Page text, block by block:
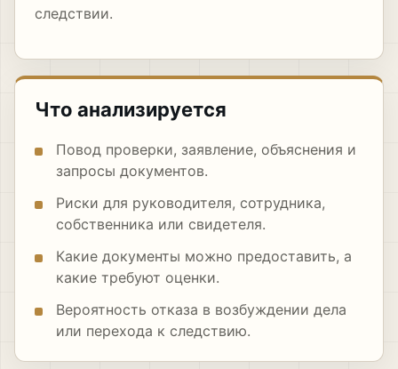
следствии.
Что анализируется
Повод проверки, заявление, объяснения и
запросы документов.
Риски для руководителя, сотрудника,
собственника или свидетеля.
Какие документы можно предоставить, а
какие требуют оценки.
Вероятность отказа в возбуждении дела
или перехода к следствию.